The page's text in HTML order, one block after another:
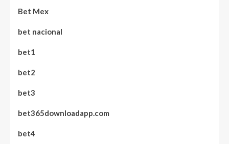
Bet Mex
bet nacional
bet1
bet2
bet3
bet365downloadapp.com
bet4